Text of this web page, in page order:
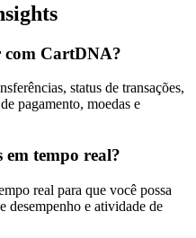
com CartDNA?
status de transações,
pagamento, moedas e
tempo real?
real para que você possa
desempenho e atividade de